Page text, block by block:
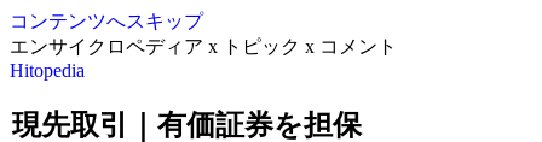
コンテンツへスキップ
エンサイクロペディア x トピック x コメント
Hitopedia
現先取引｜有価証券を担保